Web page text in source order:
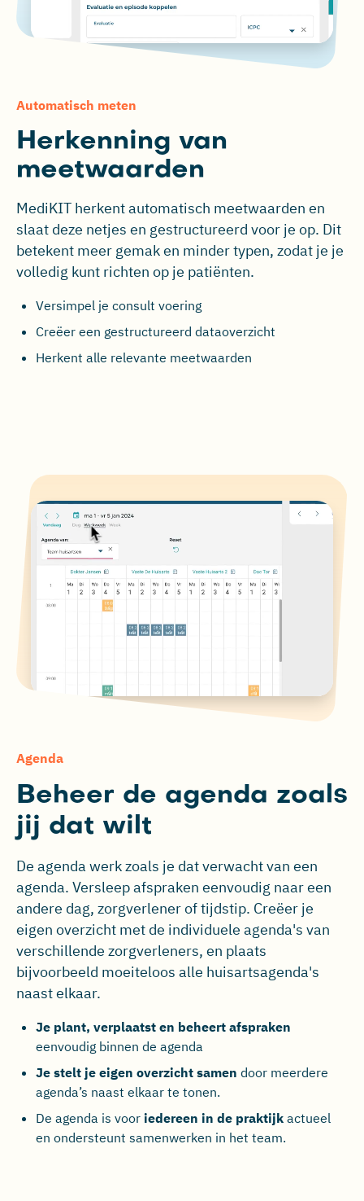
Automatisch meten
Herkenning van
meetwaarden
MediKIT herkent automatisch meetwaarden en
slaat deze netjes en gestructureerd voor je op. Dit
betekent meer gemak en minder typen, zodat je je
volledig kunt richten op je patiënten.
Versimpel je consult voering
Creëer een gestructureerd dataoverzicht
Herkent alle relevante meetwaarden
Agenda
Beheer de agenda zoals
jij dat wilt
De agenda werk zoals je dat verwacht van een
agenda. Versleep afspraken eenvoudig naar een
andere dag, zorgverlener of tijdstip. Creëer je
eigen overzicht met de individuele agenda's van
verschillende zorgverleners, en plaats
bijvoorbeeld moeiteloos alle huisartsagenda's
naast elkaar.
Je plant, verplaatst en beheert afspraken
eenvoudig binnen de agenda
Je stelt je eigen overzicht samen door meerdere
agenda’s naast elkaar te tonen.
De agenda is voor iedereen in de praktijk actueel
en ondersteunt samenwerken in het team.